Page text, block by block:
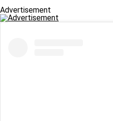
Advertisement